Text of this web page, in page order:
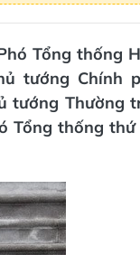
Tổng thống
tướng Chính
tướng Thường
Tổng thống thứ